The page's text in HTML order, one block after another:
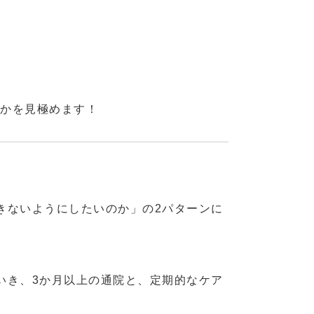
を見極めます！
いようにしたいのか」の2パターンに
、3か月以上の通院と、定期的なケア